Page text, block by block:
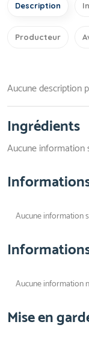
Description
Producteur
Aucune description
Ingrédients
Aucune information
Aucune information
Aucune information
Mise en